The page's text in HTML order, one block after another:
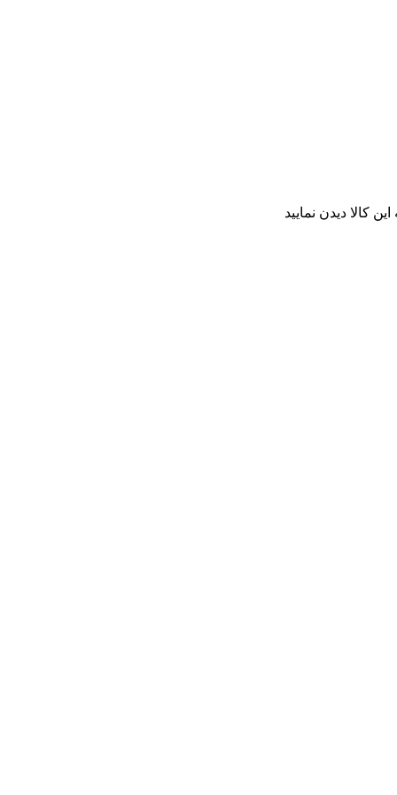
کالا دیدن نمایید